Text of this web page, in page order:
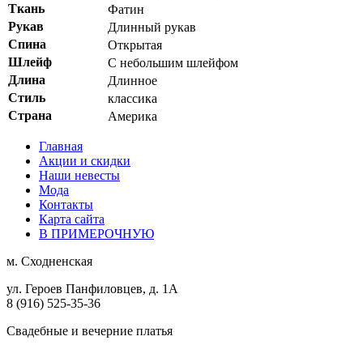
Ткань
Фатин
Рукав
Длинный рукав
Спина
Открытая
Шлейф
С небольшим шлейфом
Длина
Длинное
Стиль
классика
Страна
Америка
Главная
Акции и скидки
Наши невесты
Мода
Контакты
Карта сайта
В ПРИМЕРОЧНУЮ
м. Сходненская
ул. Героев Панфиловцев, д. 1А
8 (916) 525-35-36
Свадебные и вечерние платья